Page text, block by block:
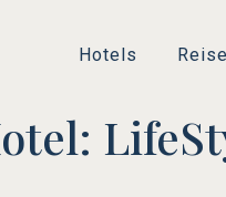
Hotels